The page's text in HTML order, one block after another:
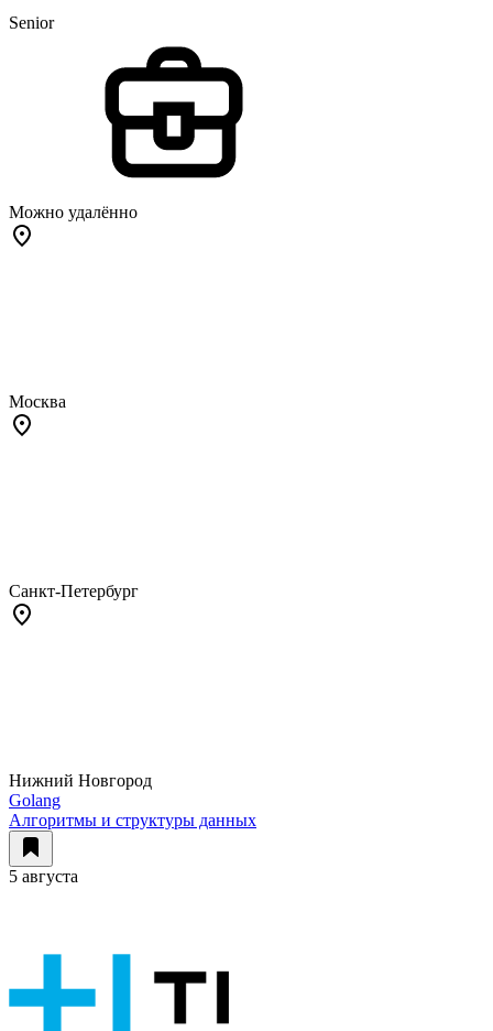
Senior
Можно удалённо
Москва
Санкт-Петербург
Нижний Новгород
Golang
Алгоритмы и структуры данных
5 августа